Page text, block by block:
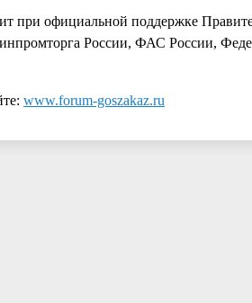
при официальной поддержке
России, ФАС России,
www.forum-goszakaz.ru